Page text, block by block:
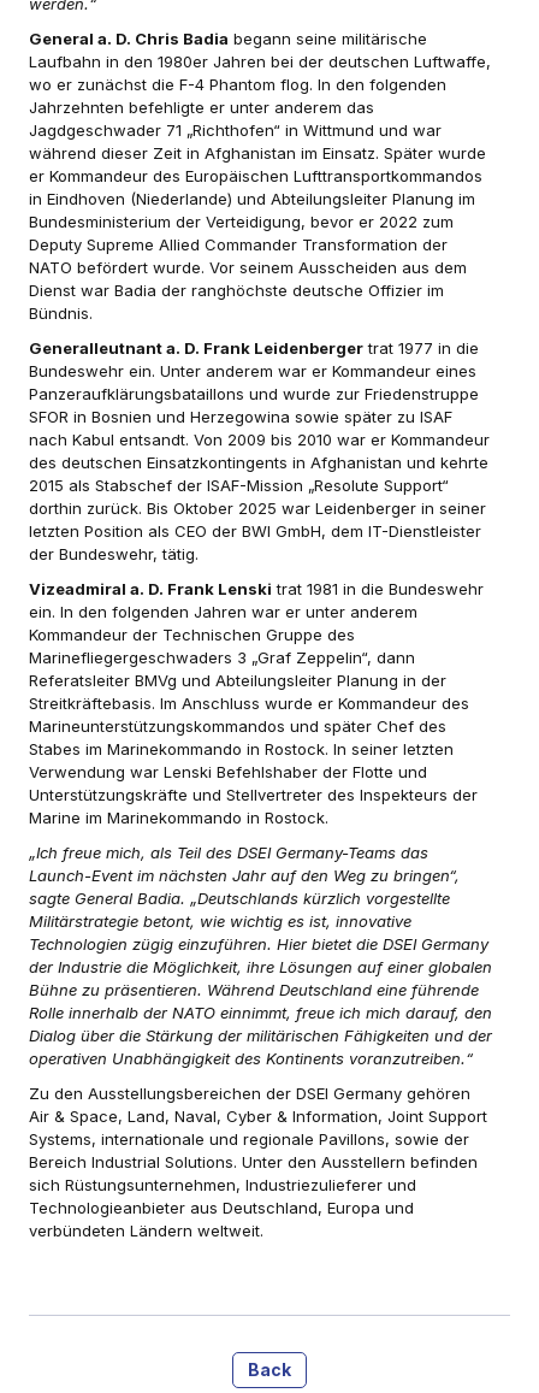
General a. D. Chris Badia begann seine militärische
Laufbahn in den 1980er Jahren bei der deutschen Luftwaffe,
wo er zunächst die F-4 Phantom flog. In den folgenden
Jahrzehnten befehligte er unter anderem das
Jagdgeschwader 71 „Richthofen“ in Wittmund und war
während dieser Zeit in Afghanistan im Einsatz. Später wurde
er Kommandeur des Europäischen Lufttransportkommandos
in Eindhoven (Niederlande) und Abteilungsleiter Planung im
Bundesministerium der Verteidigung, bevor er 2022 zum
Deputy Supreme Allied Commander Transformation der
NATO befördert wurde. Vor seinem Ausscheiden aus dem
Dienst war Badia der ranghöchste deutsche Offizier im
Bündnis.
Generalleutnant a. D. Frank Leidenbergertrat 1977 in die
Bundeswehr ein. Unter anderem war er Kommandeur eines
Panzeraufklärungsbataillons und wurde zur Friedenstruppe
SFOR in Bosnien und Herzegowina sowie später zu ISAF
nach Kabul entsandt. Von 2009 bis 2010 war er Kommandeur
des deutschen Einsatzkontingents in Afghanistan und kehrte
2015 als Stabschef der ISAF-Mission „Resolute Support“
dorthin zurück. Bis Oktober 2025 war Leidenberger in seiner
letzten Position als CEO der BWI GmbH, dem IT-Dienstleister
der Bundeswehr, tätig.
Vizeadmiral a. D. Frank Lenski trat 1981 in die Bundeswehr
ein. In den folgenden Jahren war er unter anderem
Kommandeur der Technischen Gruppe des
Marinefliegergeschwaders 3 „Graf Zeppelin“, dann
Referatsleiter BMVg und Abteilungsleiter Planung in der
Streitkräftebasis. Im Anschluss wurde er Kommandeur des
Marineunterstützungskommandos und später Chef des
Stabes im Marinekommando in Rostock. In seiner letzten
Verwendung war Lenski Befehlshaber der Flotte und
Unterstützungskräfte und Stellvertreter des Inspekteurs der
Marine im Marinekommando in Rostock.
„Ich freue mich, als Teil des DSEI Germany-Teams das
Launch-Event im nächsten Jahr auf den Weg zu bringen“,
sagte General Badia. „Deutschlands kürzlich vorgestellte
Militärstrategie betont, wie wichtig es ist, innovative
Technologien zügig einzuführen. Hier bietet die DSEI Germany
der Industrie die Möglichkeit, ihre Lösungen auf einer globalen
Bühne zu präsentieren. Während Deutschland eine führende
Rolle innerhalb der NATO einnimmt, freue ich mich darauf, den
Dialog über die Stärkung der militärischen Fähigkeiten und der
operativen Unabhängigkeit des Kontinents voranzutreiben.“
Zu den Ausstellungsbereichen der DSEI Germany gehören
Air & Space, Land, Naval, Cyber & Information, Joint Support
Systems, internationale und regionale Pavillons, sowie der
Bereich Industrial Solutions. Unter den Ausstellern befinden
sich Rüstungsunternehmen, Industriezulieferer und
Technologieanbieter aus Deutschland, Europa und
verbündeten Ländern weltweit.
Back